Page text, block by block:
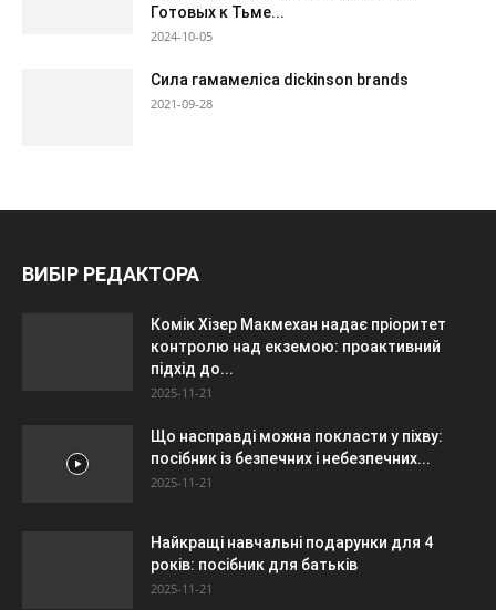
Готовых к Тьме...
2024-10-05
Сила гамамеліса dickinson brands
2021-09-28
ВИБІР РЕДАКТОРА
Комік Хізер Макмехан надає пріоритет
контролю над екземою: проактивний
підхід до...
2025-11-21
Що насправді можна покласти у піхву:
посібник із безпечних і небезпечних...
2025-11-21
Найкращі навчальні подарунки для 4
років: посібник для батьків
2025-11-21